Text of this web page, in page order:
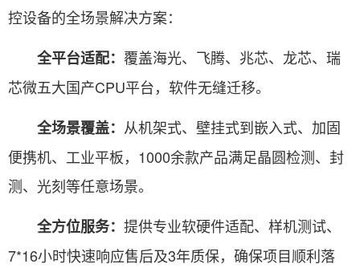
控设备的全场景解决方案：
全平台适配： 覆盖海光、飞腾、兆芯、龙芯、瑞
芯微五大国产CPU平台，软件无缝迁移。
全场景覆盖： 从机架式、壁挂式到嵌入式、加固
便携机、工业平板，1000余款产品满足晶圆检测、封
测、光刻等任意场景。
全方位服务： 提供专业软硬件适配、样机测试、
7*16小时快速响应售后及3年质保，确保项目顺利落